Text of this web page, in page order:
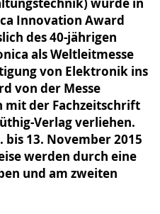
Innovation Award
des 40-jährigen
als Weltleitmesse
von Elektronik ins
von der Messe
mit der Fachzeitschrift
Verlag verliehen.
bis 13. November 2015
werden durch eine
und am zweiten